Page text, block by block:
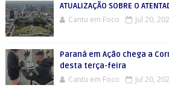
ATUALIZAÇÃO SOBRE O
Cantu em Foco Jul 20,
Paraná em Ação chega a
desta terça-feira
Cantu em Foco Jul 20,